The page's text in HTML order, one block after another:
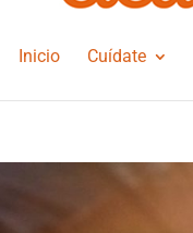
Inicio Cuídate